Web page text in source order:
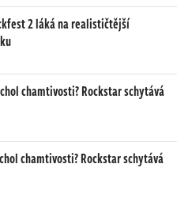
2 láká na realističtější
chamtivosti? Rockstar schytává
chamtivosti? Rockstar schytává